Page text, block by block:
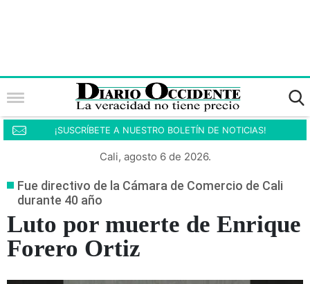
¡SUSCRÍBETE A NUESTRO BOLETÍN DE NOTICIAS!
Cali, agosto 6 de 2026.
Fue directivo de la Cámara de Comercio de Cali
durante 40 año
Luto por muerte de Enrique
Forero Ortiz